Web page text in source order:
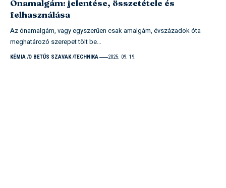
Ónamalgám: jelentése, összetétele és
felhasználása
Az ónamalgám, vagy egyszerűen csak amalgám, évszázadok óta
meghatározó szerepet tölt be…
KÉMIA O BETŰS SZAVAK TECHNIKA 2025. 09. 19.